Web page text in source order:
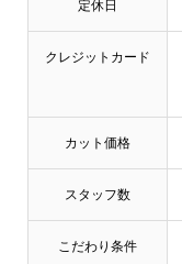
定休日
クレジットカード
カット価格
スタッフ数
こだわり条件